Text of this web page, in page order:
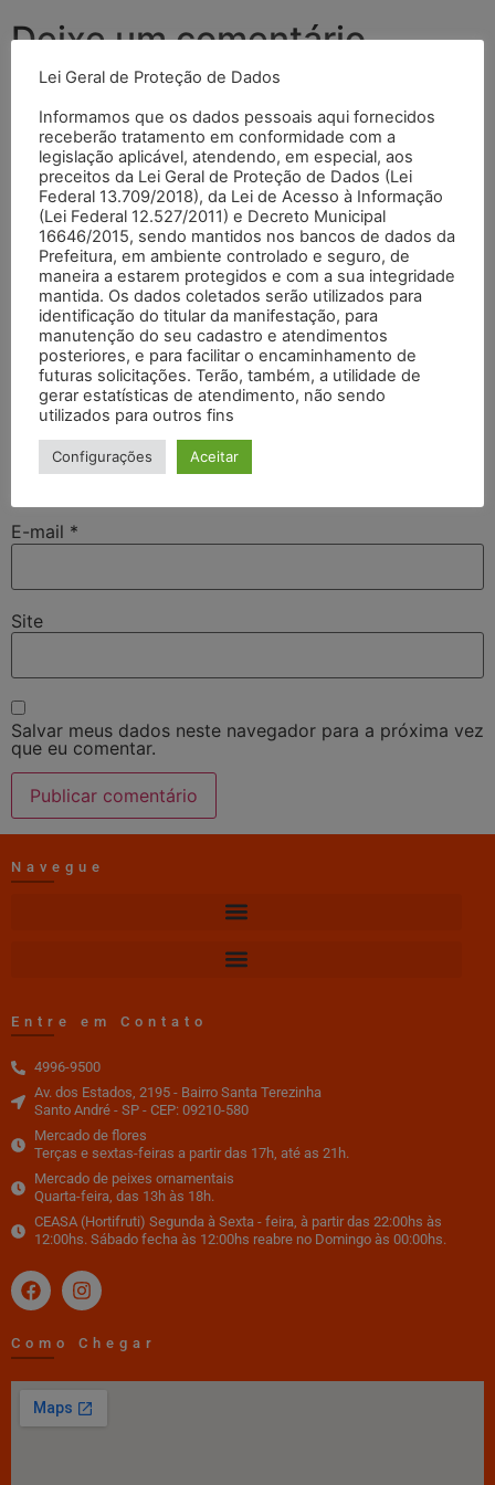
Deixe um comentário
O seu endereço de e-mail não será publicado.
obrigatórios são marcados com*
Comentário *
Nome*
E-mail *
Site
Salvar meus dados neste navegador para a próxima vez
que eu comentar.
Navegue
Entre em Contato
4996-9500
Av. dos Estados, 2195 - Bairro Santa Terezinha
Santo André - SP - CEP: 09210-580
Mercado de flores
Terças e sextas-feiras a partir das 17h, até as 21h.
Mercado de peixes ornamentais
Quarta-feira, das 13h às 18h.
CEASA (Hortifruti) Segunda à Sexta - feira, à partir das 22:00hs às
12:00hs. Sábado fecha às 12:00hs reabre no Domingo às 00:00hs.
Como Chegar
Lei Geral de Proteção de Dados
Informamos que os dados pessoais aqui fornecidos
receberão tratamento em conformidade com a
legislação aplicável, atendendo, em especial, aos
preceitos da Lei Geral de Proteção de Dados (Lei
Federal 13.709/2018), da Lei de Acesso à Informação
(Lei Federal 12.527/2011) e Decreto Municipal
16646/2015, sendo mantidos nos bancos de dados da
Prefeitura, em ambiente controlado e seguro, de
maneira a estarem protegidos e com a sua integridade
mantida. Os dados coletados serão utilizados para
identificação do titular da manifestação, para
manutenção do seu cadastro e atendimentos
posteriores, e para facilitar o encaminhamento de
futuras solicitações. Terão, também, a utilidade de
gerar estatísticas de atendimento, não sendo
utilizados para outros fins
Configurações Aceitar